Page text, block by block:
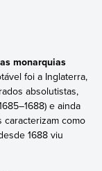
monarquias
foi a Inglaterra,
absolutistas,
e ainda
como
1688 viu